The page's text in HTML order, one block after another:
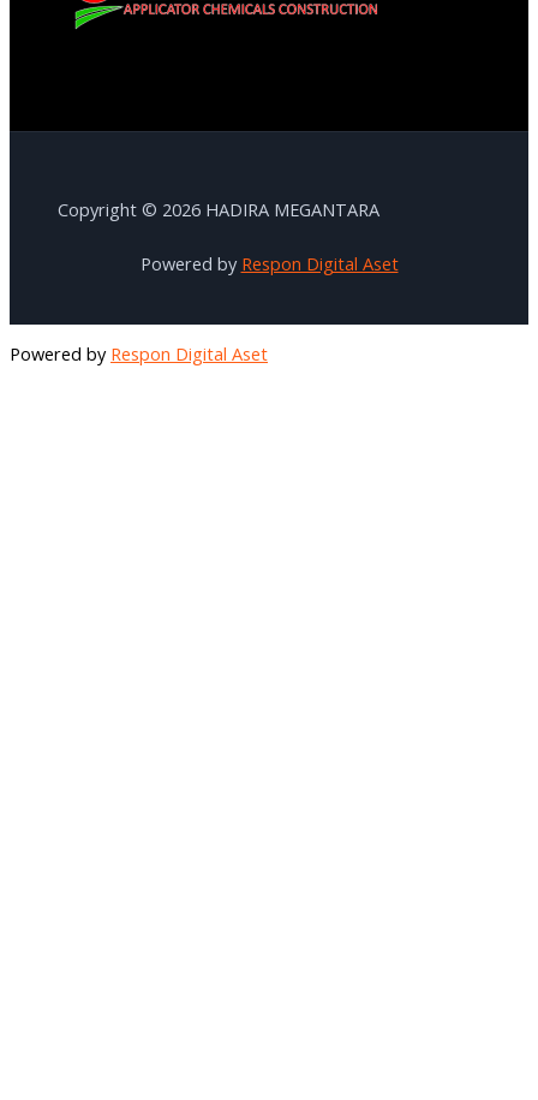
Copyright © 2026 HADIRA MEGANTARA
Powered by Respon Digital Aset
Powered by Respon Digital Aset